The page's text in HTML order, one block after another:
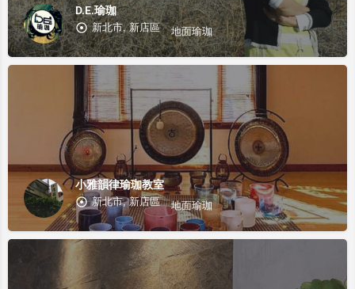
D.E.瑜珈
新北市, 新店區 地面瑜珈
小雅韻律瑜珈教室
新北市, 新店區 地面瑜珈